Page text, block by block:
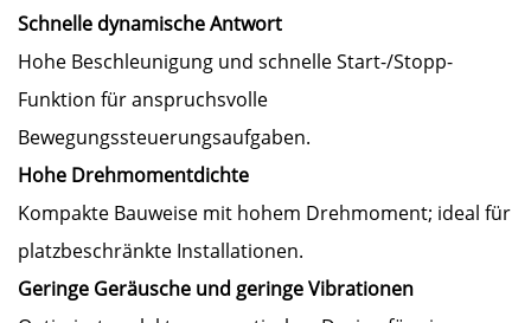
Schnelle dynamische Antwort
Hohe Beschleunigung und schnelle Start-/Stopp-
Funktion für anspruchsvolle
Bewegungssteuerungsaufgaben.
Hohe Drehmomentdichte
Kompakte Bauweise mit hohem Drehmoment; ideal für
platzbeschränkte Installationen.
Geringe Geräusche und geringe Vibrationen